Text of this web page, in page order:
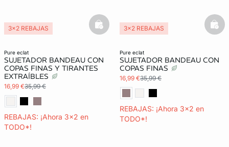
pure eclat
SUJETADOR BANDEAU CON
COPAS FINAS Y TIRANTES
EXTRAÍBLES
16,99 €35,99 €
REBAJAS: ¡Ahora 3x2 en
TODO*!
3x2 REBAJAS
basketfull
pure eclat
SUJETADOR BANDEAU CON
COPAS FINAS
16,99 €35,99 €
REBAJAS: ¡Ahora 3x2 en
TODO*!
3x2 REBAJAS